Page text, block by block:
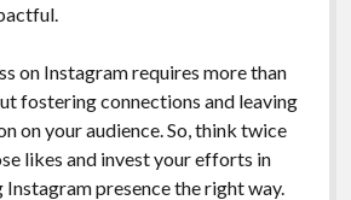
on Instagram requires more than
fostering connections and leaving
on your audience. So, think twice
likes and invest your efforts in
presence the right way.